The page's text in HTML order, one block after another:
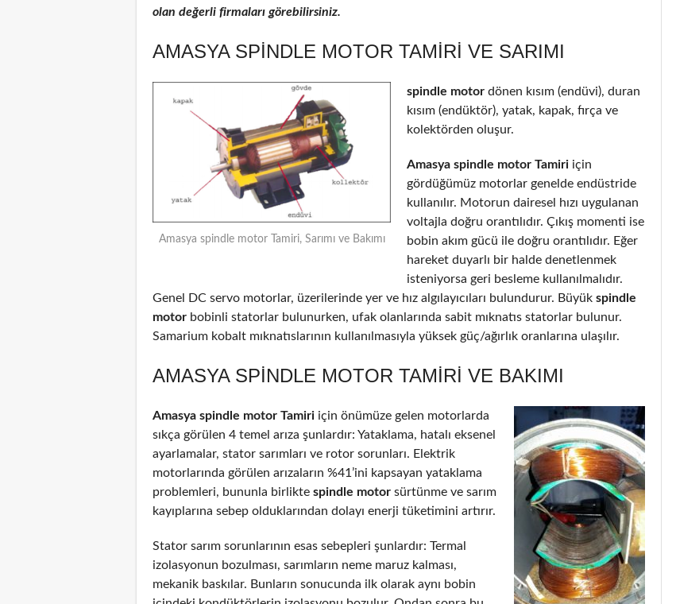
olan değerli firmaları görebilirsiniz.
AMASYA SPINDLE MOTOR TAMIRI VE SARIMI
Amasya spindle motor Tamiri, Sarımı ve Bakımı
spindle motor dönen kısım (endüvi), duran
kısım (endüktör), yatak, kapak, fırça ve
kolektörden oluşur.
Amasya spindle motor Tamiri için
gördüğümüz motorlar genelde endüstride
kullanılır. Motorun dairesel hızı uygulanan
voltajla doğru orantılıdır. Çıkış momenti ise
bobin akım gücü ile doğru orantılıdır. Eğer
hareket duyarlı bir halde denetlenmek
isteniyorsa geri besleme kullanılmalıdır.
Genel DC servo motorlar, üzerilerinde yer ve hız algılayıcıları bulundurur. Büyük spindle
motor bobinli statorlar bulunurken, ufak olanlarında sabit mıknatıs statorlar bulunur.
Samarium kobalt mıknatıslarının kullanılmasıyla yüksek güç/ağırlık oranlarına ulaşılır.
AMASYA SPINDLE MOTOR TAMIRI VE BAKIMI
Amasya spindle motor Tamiri için önümüze gelen motorlarda
sıkça görülen 4 temel arıza şunlardır: Yataklama, hatalı eksenel
ayarlamalar, stator sarımları ve rotor sorunları. Elektrik
motorlarında görülen arızaların %41’ini kapsayan yataklama
problemleri, bununla birlikte spindle motor sürtünme ve sarım
kayıplarına sebep olduklarından dolayı enerji tüketimini artırır.
Stator sarım sorunlarının esas sebepleri şunlardır: Termal
izolasyonun bozulması, sarımların neme maruz kalması,
mekanik baskılar. Bunların sonucunda ilk olarak aynı bobin